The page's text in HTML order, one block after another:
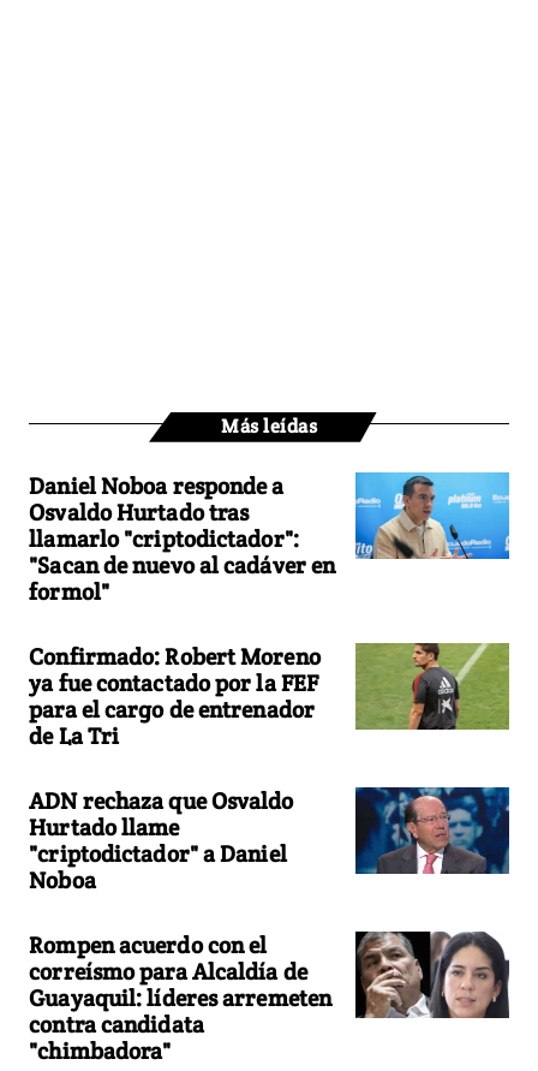
Más leídas
Daniel Noboa responde a
Osvaldo Hurtado tras
llamarlo "criptodictador":
"Sacan de nuevo al cadáver en
formol"
Confirmado: Robert Moreno
ya fue contactado por la FEF
para el cargo de entrenador
de La Tri
ADN rechaza que Osvaldo
Hurtado llame
"criptodictador" a Daniel
Noboa
Rompen acuerdo con el
correísmo para Alcaldía de
Guayaquil: líderes arremeten
contra candidata
"chimbadora"